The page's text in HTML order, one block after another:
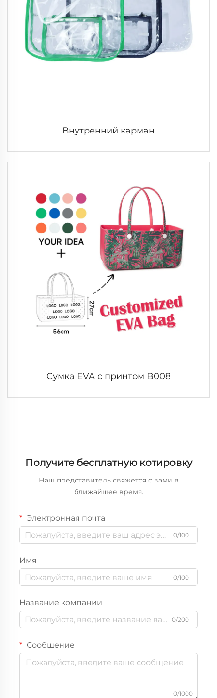
Внутренний карман
Сумка EVA с принтом B008
Получите бесплатную котировку
Наш представитель свяжется с вами в
ближайшее время.
Электронная почта
0/100
Имя
0/100
Название компании
0/200
Сообщение
0/1000